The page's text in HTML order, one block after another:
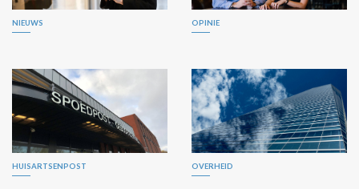
NIEUWS OPINIE
HUISARTSENPOST OVERHEID